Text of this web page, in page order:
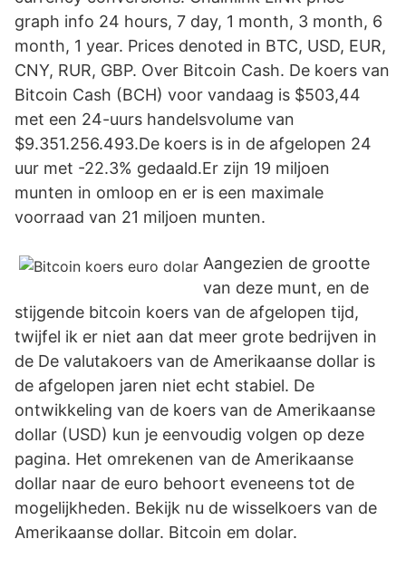
graph info 24 hours, 7 day, 1 month, 3 month, 6
month, 1 year. Prices denoted in BTC, USD, EUR,
CNY, RUR, GBP. Over Bitcoin Cash. De koers van
Bitcoin Cash (BCH) voor vandaag is $503,44
met een 24-uurs handelsvolume van
$9.351.256.493.De koers is in de afgelopen 24
uur met -22.3% gedaald.Er zijn 19 miljoen
munten in omloop en er is een maximale
voorraad van 21 miljoen munten.
Aangezien de grootte
van deze munt, en de
stijgende bitcoin koers van de afgelopen tijd,
twijfel ik er niet aan dat meer grote bedrijven in
de De valutakoers van de Amerikaanse dollar is
de afgelopen jaren niet echt stabiel. De
ontwikkeling van de koers van de Amerikaanse
dollar (USD) kun je eenvoudig volgen op deze
pagina. Het omrekenen van de Amerikaanse
dollar naar de euro behoort eveneens tot de
mogelijkheden. Bekijk nu de wisselkoers van de
Amerikaanse dollar. Bitcoin em dolar.